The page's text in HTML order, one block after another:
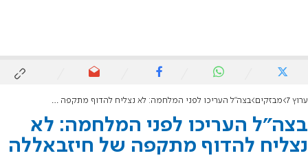
ערוץ 7 מבזקים בצה"ל העריכו לפני המלחמה: לא נצליח להדוף מתקפה של חיזבאללה
בצה"ל העריכו לפני המלחמה: לא
נצליח להדוף מתקפה של חיזבאללה